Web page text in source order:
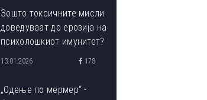
Зошто токсичните мисли
доведуваат до ерозија на
психолошкиот имунитет?
13.01.2026 178
„Одење по мермер“ -